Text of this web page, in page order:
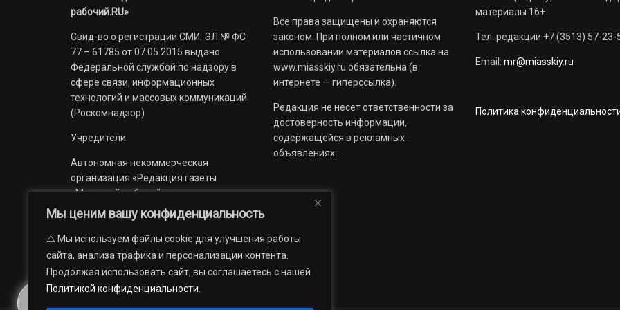
Мы ценим вашу конфиденциальность
⚠️ Мы используем файлы cookie для улучшения работы
сайта, анализа трафика и персонализации контента.
Продолжая использовать сайт, вы соглашаетесь с нашей
Политикой конфиденциальности
рабочий.RU»
Свид-во о регистрации СМИ: ЭЛ № ФС
77 – 61785 от 07.05.2015 выдано
Федеральной службой по надзору в
сфере связи, информационных
технологий и массовых коммуникаций
(Роскомнадзор)
Учредители:
Автономная некоммерческая
организация «Редакция газеты
«Миасский рабочий»;
Областное государственное
учреждение «Издательский дом
Все права защищены и охраняются
законом. При полном или частичном
использовании материалов ссылка на
www.miasskiy.ru обязательна (в
интернете — гиперссылка).
Редакция не несет ответственности за
достоверность информации,
содержащейся в рекламных
объявлениях.
материалы 16+
Тел. редакции +7 (3513) 57-23-
Email: mr@miasskiy.ru
Политика